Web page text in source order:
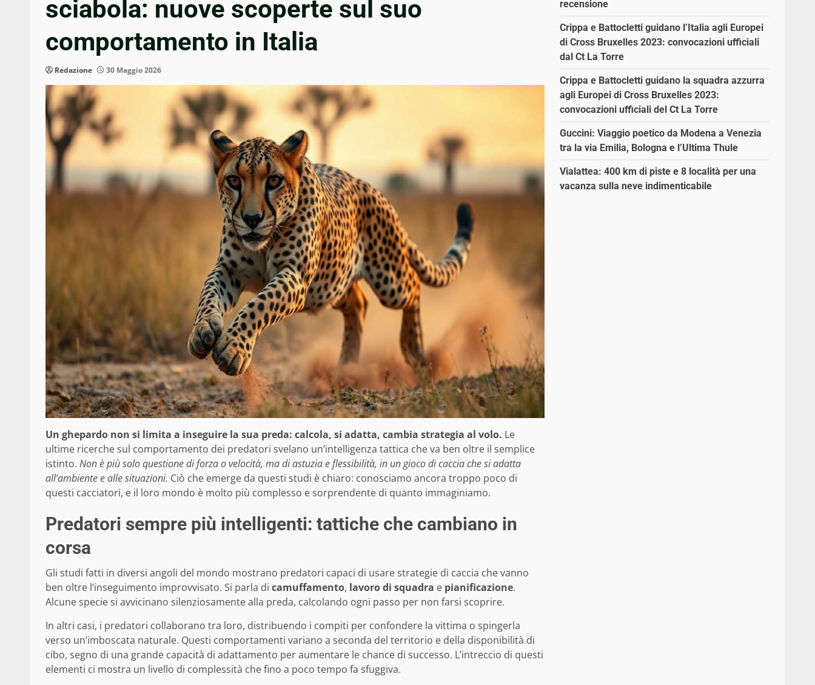
sciabola: nuove scoperte sul suo
comportamento in Italia
Redazione 30 Maggio 2026
Un ghepardo non si limita a inseguire la sua preda: calcola, si adatta, cambia strategia al volo. Le
ultime ricerche sul comportamento dei predatori svelano un’intelligenza tattica che va ben oltre il semplice
istinto. Non è più solo questione di forza o velocità, ma di astuzia e flessibilità, in un gioco di caccia che si adatta
all’ambiente e alle situazioni. Ciò che emerge da questi studi è chiaro: conosciamo ancora troppo poco di
questi cacciatori, e il loro mondo è molto più complesso e sorprendente di quanto immaginiamo.
Predatori sempre più intelligenti: tattiche che cambiano in
corsa
Gli studi fatti in diversi angoli del mondo mostrano predatori capaci di usare strategie di caccia che vanno
ben oltre l’inseguimento improvvisato. Si parla di camuffamento, lavoro di squadra e pianificazione.
Alcune specie si avvicinano silenziosamente alla preda, calcolando ogni passo per non farsi scoprire.
In altri casi, i predatori collaborano tra loro, distribuendo i compiti per confondere la vittima o spingerla
verso un’imboscata naturale. Questi comportamenti variano a seconda del territorio e della disponibilità di
cibo, segno di una grande capacità di adattamento per aumentare le chance di successo. L’intreccio di questi
elementi ci mostra un livello di complessità che fino a poco tempo fa sfuggiva.
recensione
Crippa e Battocletti guidano l’Italia agli Europei
di Cross Bruxelles 2023: convocazioni ufficiali
dal Ct La Torre
Crippa e Battocletti guidano la squadra azzurra
agli Europei di Cross Bruxelles 2023:
convocazioni ufficiali del Ct La Torre
Guccini: Viaggio poetico da Modena a Venezia
tra la via Emilia, Bologna e l’Ultima Thule
Vialattea: 400 km di piste e 8 località per una
vacanza sulla neve indimenticabile